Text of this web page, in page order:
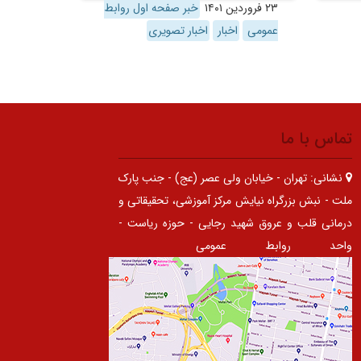
۲۳ فروردین ۱۴۰۱
خبر صفحه اول روابط
عمومی اخبار اخبار تصویری
تماس با ما
نشانی: تهران - خیابان ولی عصر (عج) - جنب پارک
ملت - نبش بزرگراه نیایش مرکز آموزشی، تحقیقاتی و
درمانی قلب و عروق شهید رجایی - حوزه ریاست -
واحد روابط عمومی